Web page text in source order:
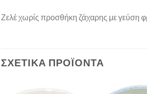
Ζελέ χωρίς προσθήκη ζάχαρης με γεύση
ΣΧΕΤΙΚΆ ΠΡΟΪΌΝΤΑ